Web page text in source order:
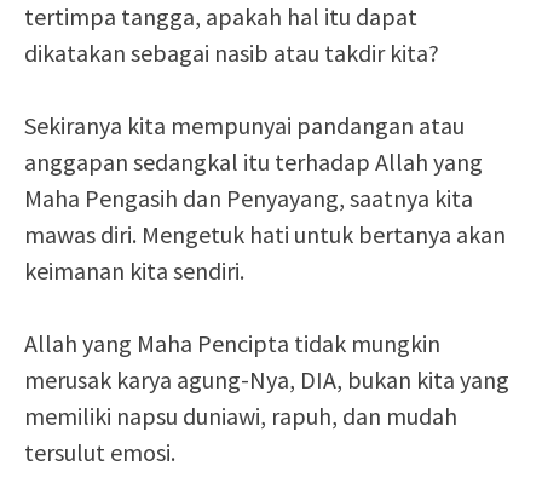
tertimpa tangga, apakah hal itu dapat
dikatakan sebagai nasib atau takdir kita?
Sekiranya kita mempunyai pandangan atau
anggapan sedangkal itu terhadap Allah yang
Maha Pengasih dan Penyayang, saatnya kita
mawas diri. Mengetuk hati untuk bertanya akan
keimanan kita sendiri.
Allah yang Maha Pencipta tidak mungkin
merusak karya agung-Nya, DIA, bukan kita yang
memiliki napsu duniawi, rapuh, dan mudah
tersulut emosi.